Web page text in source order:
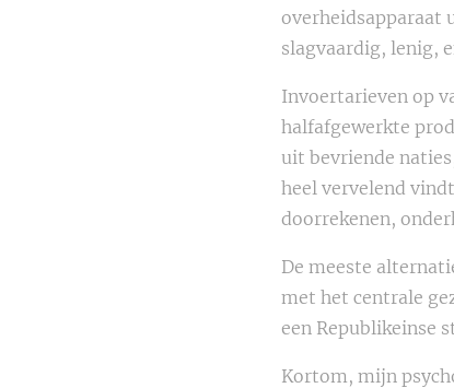
overheidsapparaat
slagvaardig, lenig,
Invoertarieven op
halfafgewerkte
uit bevriende
heel vervelend
doorrekenen,
De meeste
met het centrale
een Republikeinse
Kortom, mijn